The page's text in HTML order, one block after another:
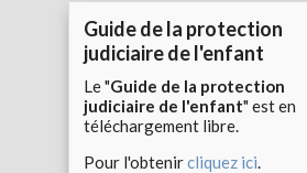
Guide de la protection
judiciaire de l'enfant
Le "Guide de la protection
judiciaire de l'enfant" est en
téléchargement libre.
Pour l'obtenircliquez ici.